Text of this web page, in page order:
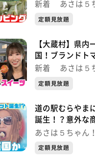
覚を買って食べ
新着 あさは
定額見放題
【大蔵村】県内
国！ブランドト
ば＆スイーツに
新着 あさは
定額見放題
道の駅むらやま
誕生！？意外な
天国か地獄か
あさは５ちゃん！
定額見放題